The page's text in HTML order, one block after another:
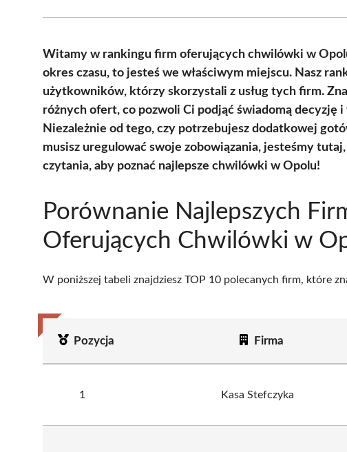
Witamy w rankingu firm oferujących chwilówki w
okres czasu, to jesteś we właściwym miejscu. Nasz
użytkowników, którzy skorzystali z usług tych firm.
różnych ofert, co pozwoli Ci podjąć świadomą decyzję
Niezależnie od tego, czy potrzebujesz dodatkowej
musisz uregulować swoje zobowiązania, jesteśmy
czytania, aby poznać najlepsze chwilówki w Opolu!
Porównanie Najlepszych
Oferujących Chwilówki w
W poniższej tabeli znajdziesz TOP 10 polecanych firm, które
Pozycja Firma
1 Kasa Stefczyka